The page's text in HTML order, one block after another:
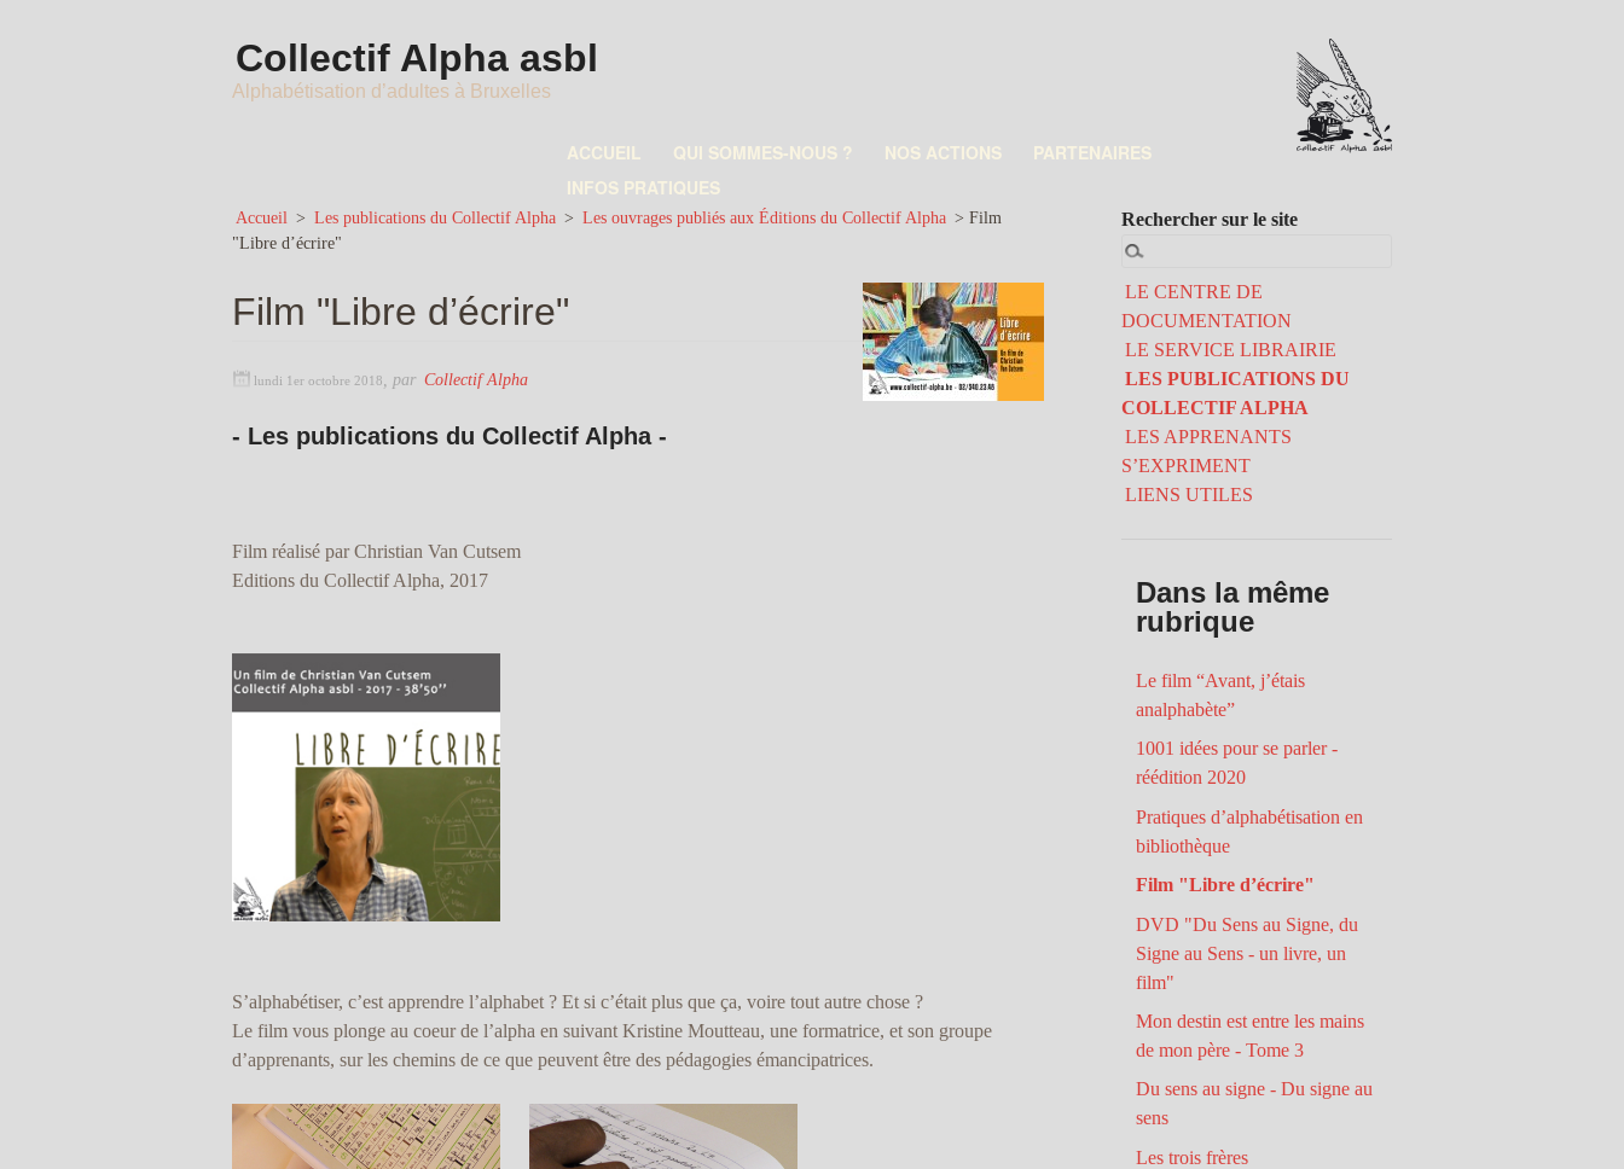
Collectif Alpha asbl
Alphabétisation d’adultes à Bruxelles
ACCUEIL QUI SOMMES-NOUS ? NOS ACTIONS
PARTENAIRES
INFOS PRATIQUES
Accueil > Les publications du Collectif Alpha > Les ouvrages publiés aux Éditions du Collectif Alpha > Film
"Libre d’écrire"
Film "Libre d’écrire"
lundi 1er octobre 2018 par Collectif Alpha
- Les publications du Collectif Alpha -
Film réalisé par Christian Van Cutsem
Editions du Collectif Alpha, 2017
S’alphabétiser, c’est apprendre l’alphabet ? Et si c’était plus que ça, voire tout autre chose ?
Le film vous plonge au coeur de l’alpha en suivant Kristine Moutteau, une formatrice, et son groupe
d’apprenants, sur les chemins de ce que peuvent être des pédagogies émancipatrices.
LE CENTRE DE
DOCUMENTATION
LE SERVICE LIBRAIRIE
LES PUBLICATIONS DU
COLLECTIF ALPHA
LES APPRENANTS
S’EXPRIMENT
LIENS UTILES
Rechercher sur le site
Dans la même
rubrique
Le film “Avant, j’étais
analphabète”
1001 idées pour se parler -
réédition 2020
Pratiques d’alphabétisation en
bibliothèque
Film "Libre d’écrire"
DVD "Du Sens au Signe, du
Signe au Sens - un livre, un
film"
Mon destin est entre les mains
de mon père - Tome 3
Du sens au signe - Du signe au
sens
Les trois frères